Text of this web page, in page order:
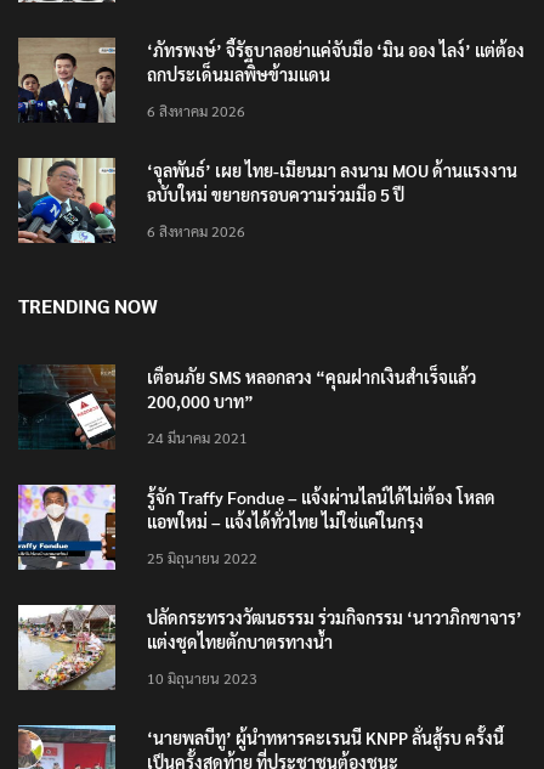
‘ภัทรพงษ์’ จี้รัฐบาลอย่าแค่จับมือ ‘มิน ออง ไลง์’ แต่ต้อง
ถกประเด็นมลพิษข้ามแดน
6 สิงหาคม 2026
‘จุลพันธ์’ เผย ไทย-เมียนมา ลงนาม MOU ด้านแรงงาน
ฉบับใหม่ ขยายกรอบความร่วมมือ 5 ปี
6 สิงหาคม 2026
TRENDING NOW
เตือนภัย SMS หลอกลวง “คุณฝากเงินสำเร็จแล้ว
200,000 บาท”
24 มีนาคม 2021
รู้จัก Traffy Fondue – แจ้งผ่านไลน์ได้ไม่ต้อง โหลด
แอพใหม่ – แจ้งได้ทั่วไทย ไม่ใช่แค่ในกรุง
25 มิถุนายน 2022
ปลัดกระทรวงวัฒนธรรม ร่วมกิจกรรม ‘นาวาภิกขาจาร’
แต่งชุดไทยตักบาตรทางน้ำ
10 มิถุนายน 2023
‘นายพลบีทู’ ผู้นำทหารคะเรนนี KNPP ลั่นสู้รบ ครั้งนี้
เป็นครั้งสุดท้าย ที่ประชาชนต้องชนะ